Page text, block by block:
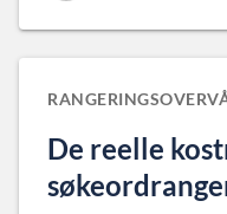
De reelle